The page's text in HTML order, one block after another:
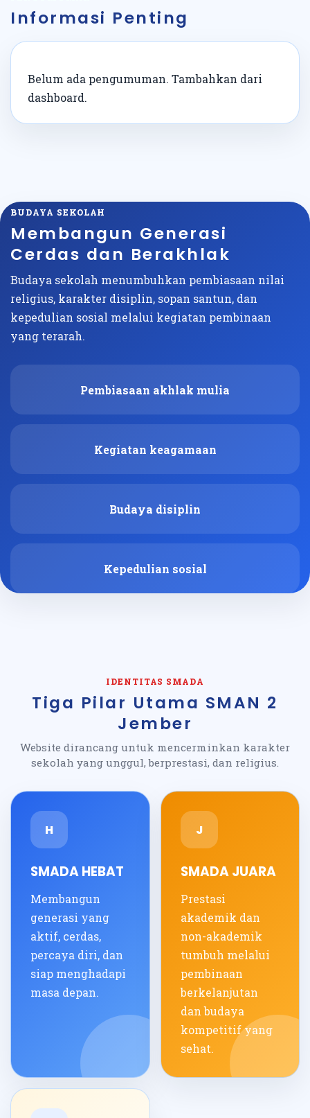
Informasi Penting
Belum ada pengumuman. Tambahkan dari
dashboard.
BUDAYA SEKOLAH
Membangun Generasi
Cerdas dan Berakhlak
Budaya sekolah menumbuhkan pembiasaan nilai
religius, karakter disiplin, sopan santun, dan
kepedulian sosial melalui kegiatan pembinaan
yang terarah.
Pembiasaan akhlak mulia
Kegiatan keagamaan
Budaya disiplin
Kepedulian sosial
IDENTITAS SMADA
Tiga Pilar Utama SMAN 2
Jember
Website dirancang untuk mencerminkan karakter
sekolah yang unggul, berprestasi, dan religius.
H
SMADA HEBAT
Membangun
generasi yang
aktif, cerdas,
percaya diri, dan
siap menghadapi
masa depan.
J
SMADA JUARA
Prestasi
akademik dan
non-akademik
tumbuh melalui
pembinaan
berkelanjutan
dan budaya
kompetitif yang
sehat.